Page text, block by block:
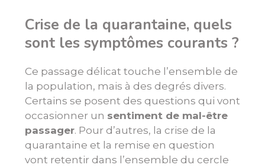
Crise de la quarantaine, quels
sont les symptômes courants ?
Ce passage délicat touche l’ensemble de
la population, mais à des degrés divers.
Certains se posent des questions qui vont
occasionner un sentiment de mal-être
passager. Pour d’autres, la crise de la
quarantaine et la remise en question
vont retentir dans l’ensemble du cercle